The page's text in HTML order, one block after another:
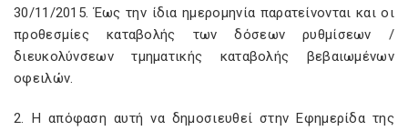
30/11/2015. Έως την ίδια ημερομηνία παρατείνονται και οι
προθεσμίες καταβολής των δόσεων ρυθμίσεων /
διευκολύνσεων τμηματικής καταβολής βεβαιωμένων
οφειλών.
2. Η απόφαση αυτή να δημοσιευθεί στην Εφημερίδα της